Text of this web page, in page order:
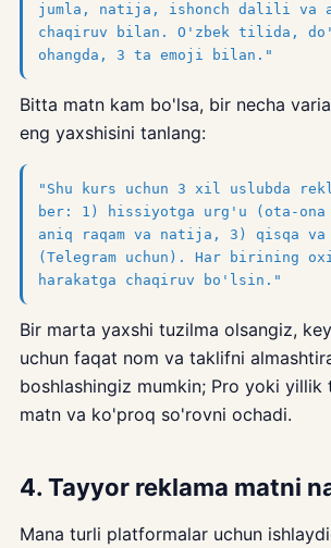
jumla, natija, ishonch dalili va
chaqiruv bilan. O'zbek tilida,
ohangda, 3 ta emoji bilan."
Bitta matn kam bo'lsa, bir necha
eng yaxshisini tanlang:
"Shu kurs uchun 3 xil uslubda
ber: 1) hissiyotga urg'u (ota-
aniq raqam va natija, 3) qisqa va
(Telegram uchun). Har birining
harakatga chaqiruv bo'lsin."
Bir marta yaxshi tuzilma olsangiz,
uchun faqat nom va taklifni
boshlashingiz mumkin; Pro yoki yillik
matn va ko'proq so'rovni ochadi.
4. Tayyor reklama matni
Mana turli platformalar uchun